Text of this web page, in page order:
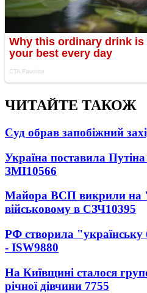
ЧИТАЙТЕ ТАКОЖ
Суд обрав запобіжний
Україна поставила
ЗМІ10566
Майора ВСП викрили на
військовому в СЗЧ10395
РФ створила "українську
- ISW9880
На Київщині сталося
річної дівчини 7755